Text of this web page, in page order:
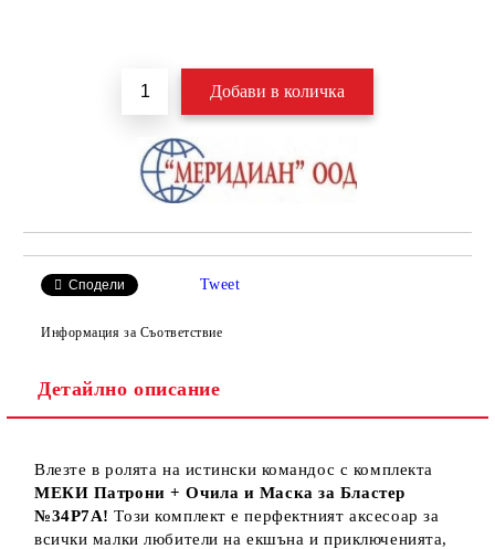
Сподели Tweet
Информация за Съответствие
Детайлно описание
Влезте в ролята на истински командос с комплекта
МЕКИ Патрони + Очила и Маска за Бластер
№34Р7А! Този комплект е перфектният аксесоар за
всички малки любители на екшъна и приключенията,